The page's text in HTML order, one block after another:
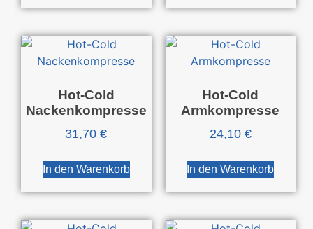
Hot-Cold
Nackenkompresse
31,70€
In den Warenkorb
Hot-Cold
Armkompresse
24,10 €
In den Warenkorb